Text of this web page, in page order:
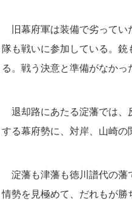
旧幕府軍は装備で劣ってい
隊も戦いに参加している。 銃
る。戦う決意と準備がなかっ
退却路にあたる淀藩では、
する幕府勢に、対岸、 山崎の
淀藩も津藩も徳川譜代の藩
情勢を見極めて、 だれもが勝